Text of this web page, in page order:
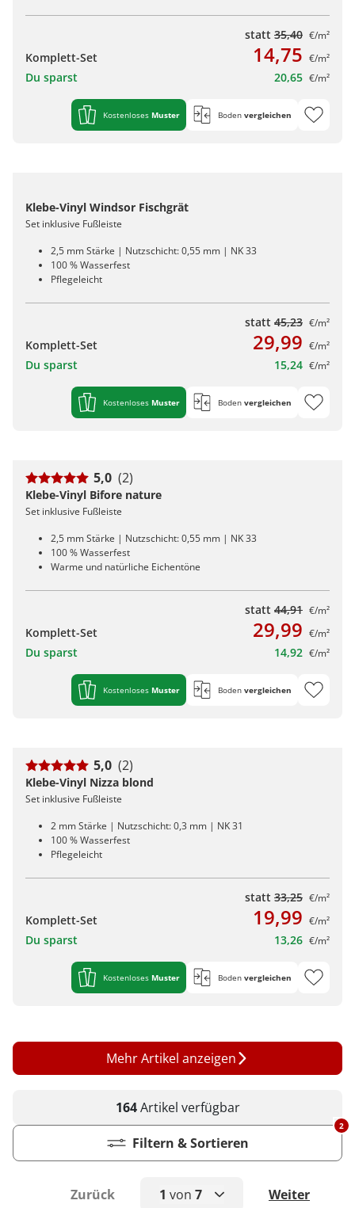
statt 35,40 €/m²
Komplett-Set 14,75 €/m²
Du sparst 20,65 €/m²
Kostenloses Muster Boden vergleichen
Klebe-Vinyl Windsor Fischgrät
Set inklusive Fußleiste
2,5 mm Stärke | Nutzschicht: 0,55 mm | NK 33
100 % Wasserfest
Pflegeleicht
statt 45,23 €/m²
Komplett-Set 29,99 €/m²
Du sparst 15,24 €/m²
Kostenloses Muster Boden vergleichen
5,0 (2)
Klebe-Vinyl Bifore nature
Set inklusive Fußleiste
2,5 mm Stärke | Nutzschicht: 0,55 mm | NK 33
100 % Wasserfest
Warme und natürliche Eichentöne
statt 44,91 €/m²
Komplett-Set 29,99 €/m²
Du sparst 14,92 €/m²
Kostenloses Muster Boden vergleichen
5,0 (2)
Klebe-Vinyl Nizza blond
Set inklusive Fußleiste
2 mm Stärke | Nutzschicht: 0,3 mm | NK 31
100 % Wasserfest
Pflegeleicht
statt 33,25 €/m²
Komplett-Set 19,99 €/m²
Du sparst 13,26 €/m²
Kostenloses Muster Boden vergleichen
Mehr Artikel anzeigen
164Artikel verfügbar
Zurück 1 von 7 Weiter
Filtern & Sortieren
2